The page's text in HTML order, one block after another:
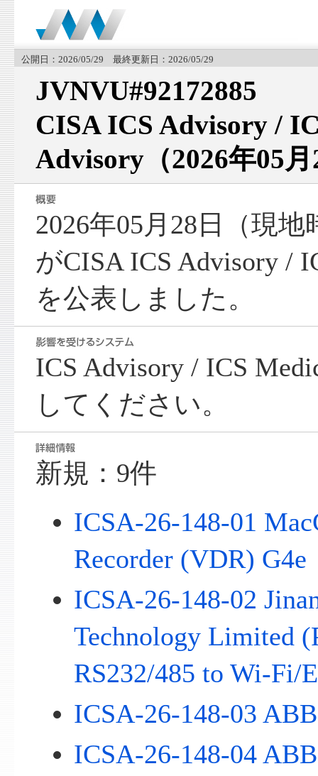
公開日：2026/05/29 最終更新日：2026/05/29
JVNVU#92172885
CISA ICS Advisory /
Advisory（2026年05
2026年05月28日（現
がCISA ICS Advisory /
を公表しました。
ICS Advisory / ICS
してください。
新規：9件
ICSA-26-148-01
Recorder (VDR) G4e
ICSA-26-148-02
Technology Limited
RS232/485 to Wi-Fi/
ICSA-26-148-03
ICSA-26-148-04